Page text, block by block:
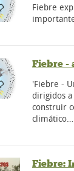
Fiebre
Fiebre -
'Fiebre -
dirigidos
construir
climático…
Fiebre: